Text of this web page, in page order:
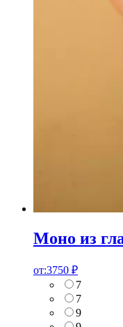
Моно из
от:3750 ₽
7
7
9